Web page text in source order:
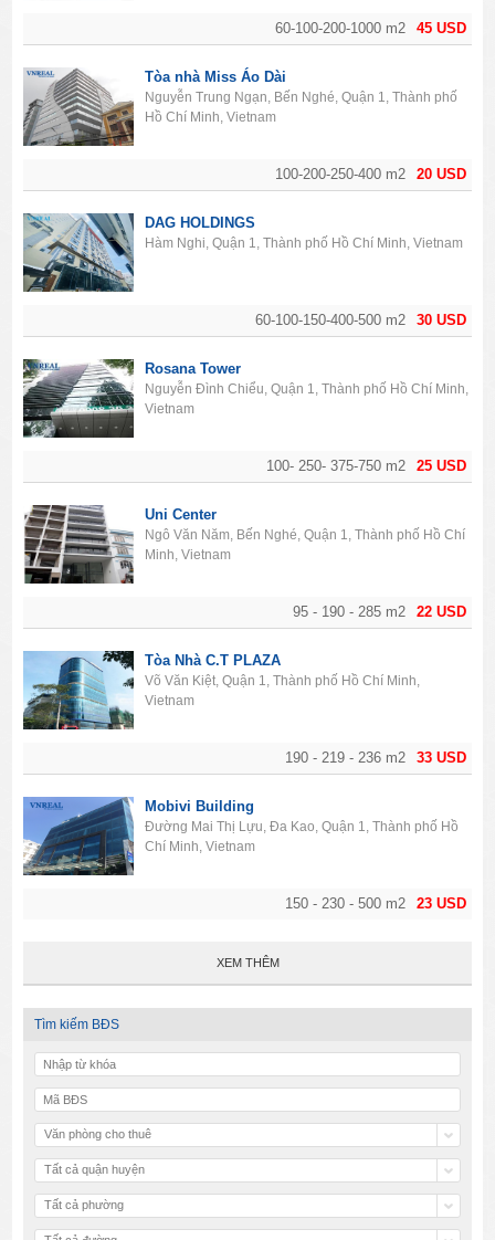
45 USD
60-100-200-1000 m2
20 USD
100-200-250-400 m2
Tòa nhà Miss Áo Dài
Nguyễn Trung Ngạn, Bến Nghé, Quận 1, Thành phố
Hồ Chí Minh, Vietnam
30 USD
60-100-150-400-500 m2
DAG HOLDINGS
Hàm Nghi, Quận 1, Thành phố Hồ Chí Minh, Vietnam
25 USD
100- 250- 375-750 m2
Rosana Tower
Nguyễn Đình Chiểu, Quận 1, Thành phố Hồ Chí Minh,
Vietnam
22 USD
95 - 190 - 285 m2
Uni Center
Ngô Văn Năm, Bến Nghé, Quận 1, Thành phố Hồ Chí
Minh, Vietnam
33 USD
190 - 219 - 236 m2
Tòa Nhà C.T PLAZA
Võ Văn Kiệt, Quận 1, Thành phố Hồ Chí Minh,
Vietnam
23 USD
150 - 230 - 500 m2
Mobivi Building
Đường Mai Thị Lựu, Đa Kao, Quận 1, Thành phố Hồ
Chí Minh, Vietnam
XEM THÊM
Tìm kiếm BĐS
Văn phòng cho thuê
Tất cả quận huyện
Tất cả phường